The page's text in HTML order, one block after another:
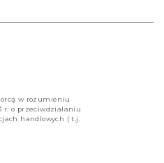
w rozumieniu
r. o przeciwdziałaniu
handlowych ( t.j.